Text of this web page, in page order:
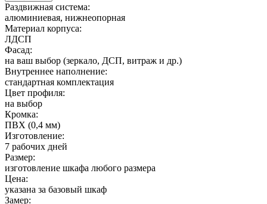
Раздвижная система:
алюминиевая, нижнеопорная
Материал корпуса:
ЛДСП
Фасад:
на ваш выбор (зеркало, ДСП, витраж и др.)
Внутреннее наполнение:
стандартная комплектация
Цвет профиля:
на выбор
Кромка:
ПВХ (0,4 мм)
Изготовление:
7 рабочих дней
Размер:
изготовление шкафа любого размера
Цена:
указана за базовый шкаф
Замер: